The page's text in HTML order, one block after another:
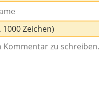
Zeichen)